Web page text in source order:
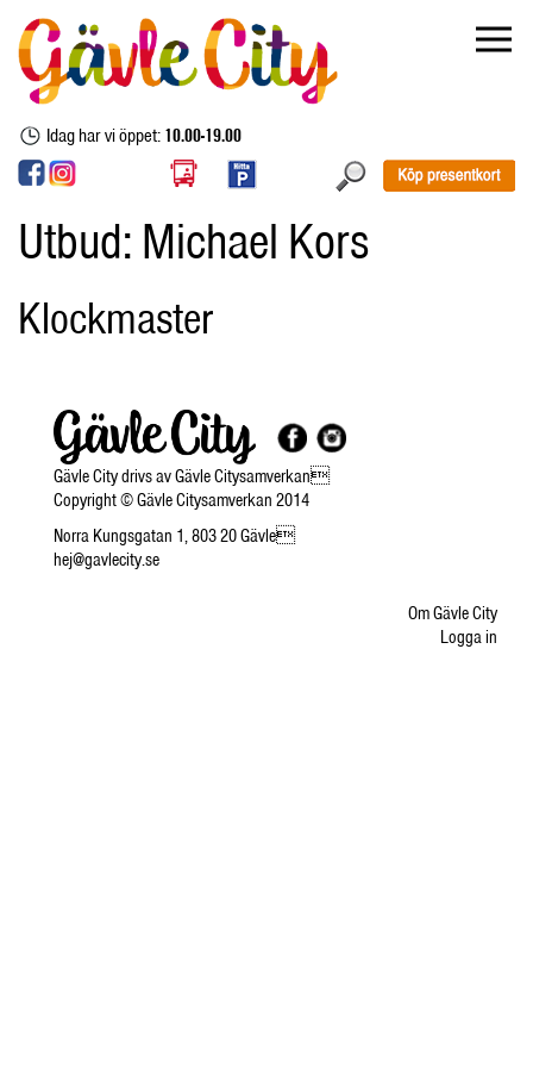
Idag har vi öppet:10.00-19.00
Utbud: Michael Kors
Klockmaster
Gävle City drivs av Gävle Citysamverkan
Copyright © Gävle Citysamverkan 2014
Norra Kungsgatan 1, 803 20 Gävle
hej@gavlecity.se
Om Gävle City
Logga in